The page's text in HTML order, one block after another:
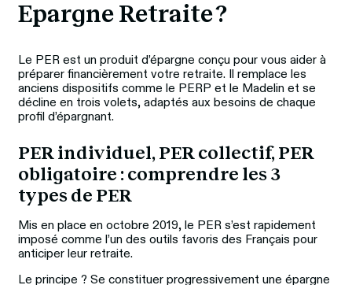
Epargne Retraite ?
Le PER est un produit d’épargne conçu pour vous aider à
préparer financièrement votre retraite. Il remplace les
anciens dispositifs comme le PERP et le Madelin et se
décline en trois volets, adaptés aux besoins de chaque
profil d’épargnant.
PER individuel, PER collectif, PER
obligatoire : comprendre les 3
types de PER
Mis en place en octobre 2019, le PER s’est rapidement
imposé comme l’un des outils favoris des Français pour
anticiper leur retraite.
Le principe ? Se constituer progressivement une épargne